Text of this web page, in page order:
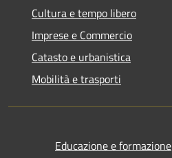
Cultura e tempo libero
Imprese e Commercio
Catasto e urbanistica
Mobilità e trasporti
Educazione e formazione